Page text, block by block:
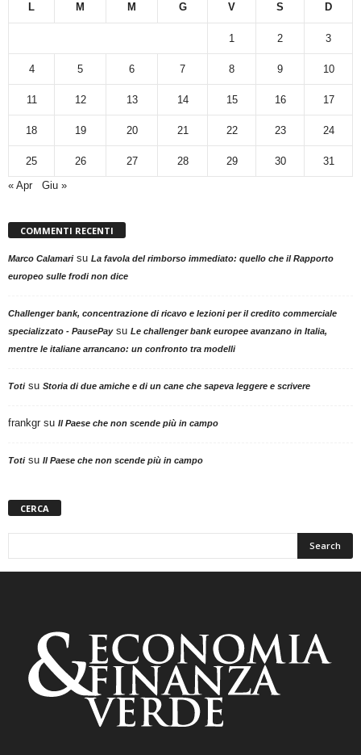
L M M G V S D
1 2 3
4 5 6 7 8 9 10
11 12 13 14 15 16 17
18 19 20 21 22 23 24
25 26 27 28 29 30
31
« Apr
Giu »
COMMENTI RECENTI
Marco Calamarisu La favola del rimborso immediato: quello che il Rapporto
europeo sulle frodi non dice
Challenger bank, concentrazione di ricavo e lezioni per il credito commerciale
specializzato - PausePaysu Le challenger bank europee avanzano in Italia,
mentre le italiane arrancano: un confronto tra modelli
Totisu Storia di due amiche e di un cane che sapeva leggere e scrivere
frankgr su Il Paese che non scende più in campo
Totisu Il Paese che non scende più in campo
CERCA